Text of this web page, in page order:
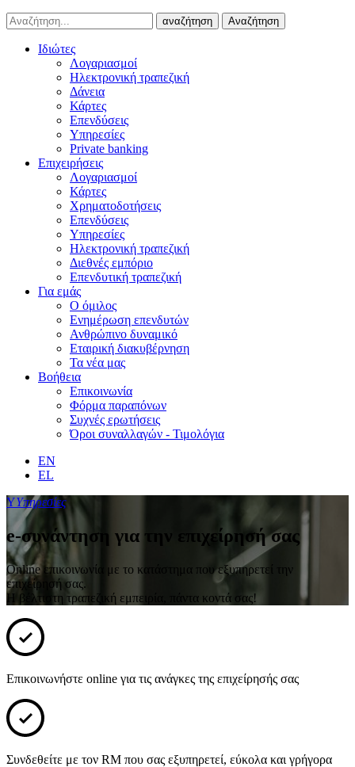
αναζήτηση Αναζήτηση
Ιδιώτες
Λογαριασμοί
Ηλεκτρονική τραπεζική
Δάνεια
Κάρτες
Επενδύσεις
Υπηρεσίες
Private banking
Επιχειρήσεις
Λογαριασμοί
Κάρτες
Χρηματοδοτήσεις
Επενδύσεις
Υπηρεσίες
Ηλεκτρονική τραπεζική
Διεθνές εμπόριο
Επενδυτική τραπεζική
Για εμάς
Ο όμιλος
Ενημέρωση επενδυτών
Ανθρώπινο δυναμικό
Εταιρική διακυβέρνηση
Τα νέα μας
Βοήθεια
Επικοινωνία
Φόρμα παραπόνων
Συχνές ερωτήσεις
Όροι συναλλαγών - Τιμολόγια
EN
EL
ΥΥπηρεσίες
e-συνάντηση για την επιχείρησή σας
Online επικοινωνία με το κατάστημα που εξυπηρετεί την
επιχείρησή σας.
Η βέλτιστη τραπεζική εμπειρία, πάντα κοντά σας!
Επικοινωνήστε online για τις ανάγκες της επιχείρησής σας
Συνδεθείτε με τον RM που σας εξυπηρετεί, εύκολα και γρήγορα